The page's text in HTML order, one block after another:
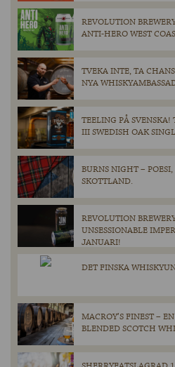
REVOLUTION
ANTI-HERO WEST
TVEKA INTE, TA
NYA
TEELING PÅ
III SWEDISH OAK
BURNS NIGHT –
SKOTTLAND.
REVOLUTION
UNSESSIONABLE
JANUARI!
DET FINSKA
MACROY’S FINEST –
BLENDED SCOTCH